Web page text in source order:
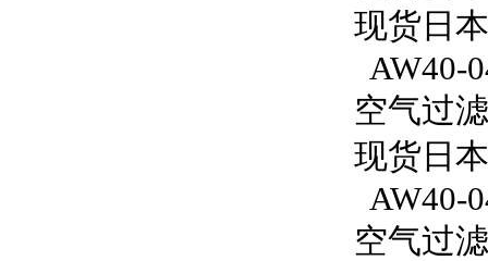
现货日
AW40-
空气过
现货日
AW40-
空气过